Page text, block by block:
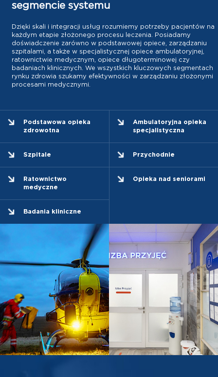
segmencie systemu
Dzięki skali i integracji usług rozumiemy potrzeby pacjentów na
każdym etapie złożonego procesu leczenia. Posiadamy
doświadczenie zarówno w podstawowej opiece, zarządzaniu
szpitalami, a także w specjalistycznej opiece ambulatoryjnej,
ratownictwie medycznym, opiece długoterminowej czy
badaniach klinicznych. We wszystkich kluczowych segmentach
rynku zdrowia szukamy efektywności w zarządzaniu złożonymi
procesami medycznymi.
Podstawowa opieka
zdrowotna
Ambulatoryjna opieka
specjalistyczna
Szpitale Przychodnie
Ratownictwo
medyczne
Opieka nad seniorami
Badania kliniczne